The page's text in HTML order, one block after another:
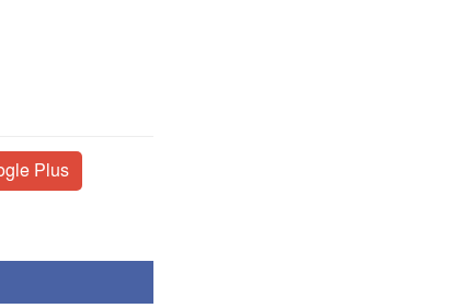
Plus